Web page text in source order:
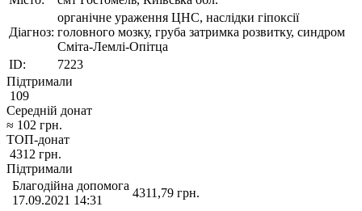
Діагноз:
органічне ураження ЦНС, наслідки гіпоксії
головного мозку, груба затримка розвитку, синдром
Сміта-Лемлі-Опітца
ID:
7223
Підтримали
109
Середній донат
≈ 102 грн.
ТОП-донат
4312 грн.
Підтримали
Благодійна допомога
17.09.2021 14:31
4311,79 грн.